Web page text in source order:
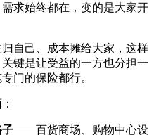
求始终都在，变的是大家开
自己、成本摊给大家，这样
键是让受益的一方也分担一
门的保险都行。
子——百货商场、购物中心设